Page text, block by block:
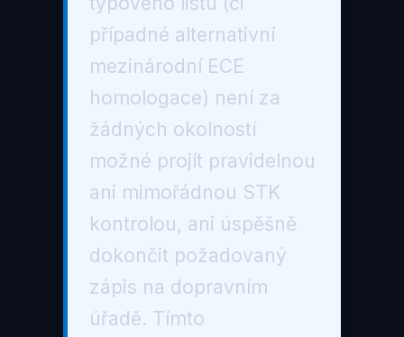
případné alternativní
mezinárodní ECE
homologace) není za
žádných okolností
možné projít pravidelnou
ani mimořádnou STK
kontrolou, ani úspěšně
dokončit požadovaný
zápis na dopravním
úřadě. Tímto